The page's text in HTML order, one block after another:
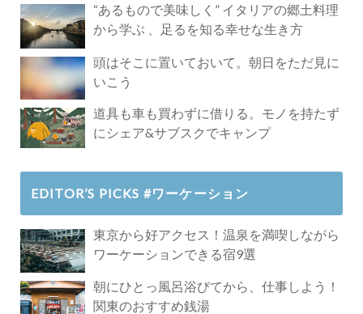
“あるもので美味しく” イタリアの郷土料理
から学ぶ 、足るを知る幸せな生き方
頭はそこに置いておいて。朝日をただ見に
いこう
道具も車も買わずに借りる。モノを持たず
にシェア&サブスクでキャンプ
EDITOR’S PICKS #ワーケーション
東京から好アクセス！温泉を満喫しながら
ワーケーションできる宿9選
朝にひとっ風呂浴びてから、仕事しよう！
関東のおすすめ銭湯